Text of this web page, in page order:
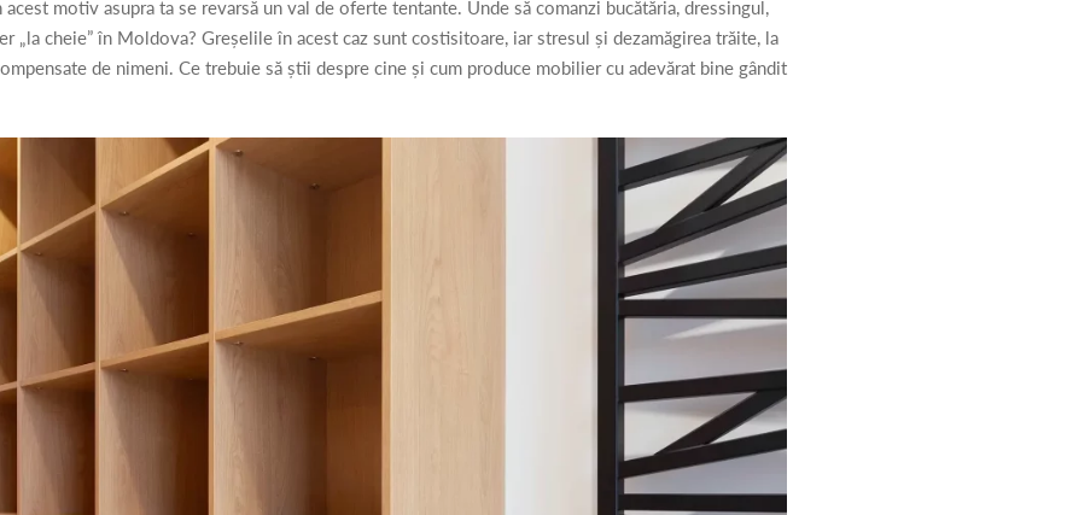
motiv asupra ta se revarsă un val de oferte tentante. Unde să comanzi bucătăria, dressingul,
„la cheie” în Moldova? Greșelile în acest caz sunt costisitoare, iar stresul și dezamăgirea trăite, la
de nimeni. Ce trebuie să știi despre cine și cum produce mobilier cu adevărat bine gândit